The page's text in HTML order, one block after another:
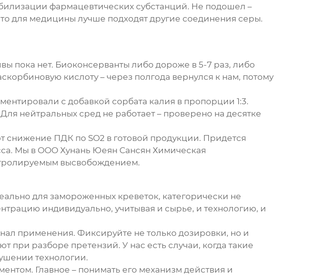
фармацевтических субстанций. Не подошел –
для медицины лучше подходят другие соединения серы.
пока нет. Биоконсерванты либо дороже в 5-7 раз, либо
кислоту – через полгода вернулся к нам, потому
с добавкой сорбата калия в пропорции 1:3.
нейтральных сред не работает – проверено на десятке
снижение ПДК по SO2 в готовой продукции. Придется
Мы в OOO Хунань Юеян Сансян Химическая
высвобождением.
для замороженных креветок, категорически не
индивидуально, учитывая и сырье, и технологию, и
применения. Фиксируйте не только дозировки, но и
при разборе претензий. У нас есть случаи, когда такие
технологии.
Главное – понимать его механизм действия и